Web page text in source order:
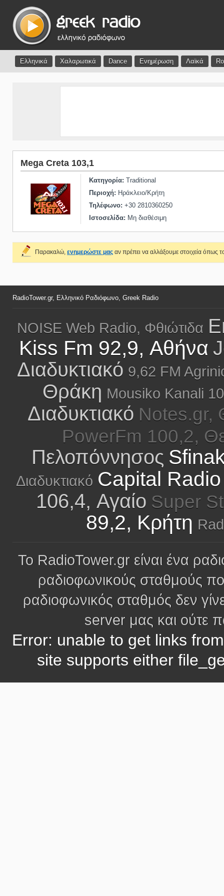
Ελληνικά Χαλαρωτικά Dance Ενημέρωση Λαϊκά
Mega Creta 103,1
Κατηγορία: Traditional
Περιοχή: Ηράκλειο/Κρήτη
Τηλέφωνο: +30 2810360250
Ιστοσελίδα: Μη διαθέσιμη
Παρακαλώ, ενημερώστε μας αν πρέπει να αλλάξουμε στοιχεία όπως
RadioTower.gr, Ελληνικό Ραδιόφωνο, Greek Radio
NOISE Web Radio, Φθιώτιδα
Kiss Fm 92,9, Αθήνα
Διαδυκτιακό 9,62 FM
Θράκη Mousiko Kanali
Διαδυκτιακό Notes.gr,
PowerFm 100,2,
Πελοπόννησος
Διαδυκτιακό Capital
106,4, Αγαίο Super
89,2, Κρήτη
Το RadioTower.gr είναι ένα
ραδιοφωνικούς σταθμούς
ραδιοφωνικός σταθμός δεν
server μας και ούτε
Error: unable to get links
site supports either